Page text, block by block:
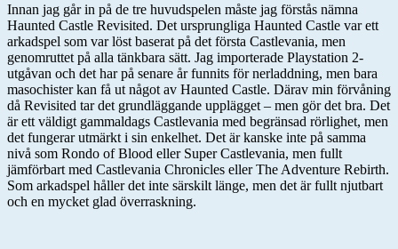
Innan jag går in på de tre huvudspelen måste jag förstås nämna
Haunted Castle Revisited. Det ursprungliga Haunted Castle var ett
arkadspel som var löst baserat på det första Castlevania, men
genomruttet på alla tänkbara sätt. Jag importerade Playstation 2-
utgåvan och det har på senare år funnits för nerladdning, men bara
masochister kan få ut något av Haunted Castle. Därav min förvåning
då Revisited tar det grundläggande upplägget – men gör det bra. Det
är ett väldigt gammaldags Castlevania med begränsad rörlighet, men
det fungerar utmärkt i sin enkelhet. Det är kanske inte på samma
nivå som Rondo of Blood eller Super Castlevania, men fullt
jämförbart med Castlevania Chronicles eller The Adventure Rebirth.
Som arkadspel håller det inte särskilt länge, men det är fullt njutbart
och en mycket glad överraskning.